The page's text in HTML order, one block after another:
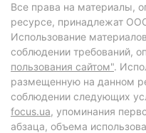
Все права на материалы,
ресурсе, принадлежат
Использование
соблюдении требований,
пользования сайтом".
размещенную на данном
соблюдении следующих
focus.ua, упоминания
абзаца, объема